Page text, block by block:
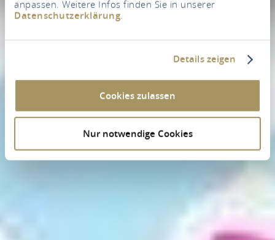
anpassen. Weitere Infos finden Sie in unserer
Datenschutzerklärung.
Details zeigen
Cookies zulassen
Nur notwendige Cookies